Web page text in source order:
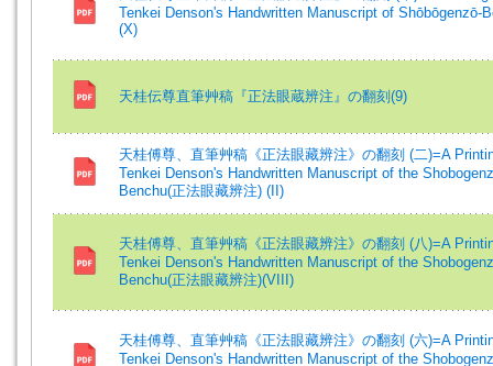
Tenkei Denson's Handwritten Manuscript of Shōbōgenzō-
(X)
天桂伝尊直筆艸稿『正法眼蔵辨注』の翻刻(9)
天桂傅尊、直筆艸稿《正法眼藏辨注》の翻刻 (二)=A
Tenkei Denson's Handwritten Manuscript of the
Benchu(正法眼藏辨注) (II)
天桂傅尊、直筆艸稿《正法眼藏辨注》の翻刻 (八)=A
Tenkei Denson's Handwritten Manuscript of the
Benchu(正法眼藏辨注)(VIII)
天桂傅尊、直筆艸稿《正法眼藏辨注》の翻刻 (六)=A
Tenkei Denson's Handwritten Manuscript of the